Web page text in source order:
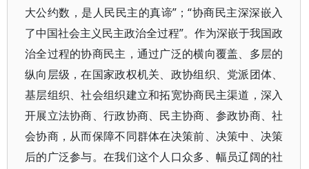
大公约数，是人民民主的真谛”；“协商民主深深嵌入
了中国社会主义民主政治全过程”。作为深嵌于我国政
治全过程的协商民主，通过广泛的横向覆盖、多层的
纵向层级，在国家政权机关、政协组织、党派团体、
基层组织、社会组织建立和拓宽协商民主渠道，深入
开展立法协商、行政协商、民主协商、参政协商、社
会协商，从而保障不同群体在决策前、决策中、决策
后的广泛参与。在我们这个人口众多、幅员辽阔的社